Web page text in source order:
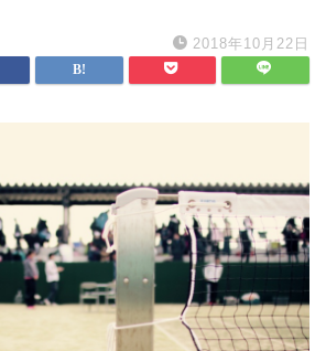
2018年10月22日